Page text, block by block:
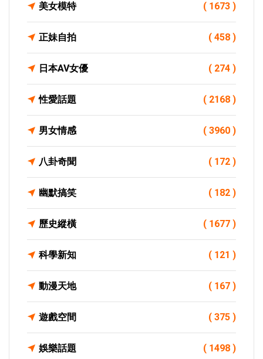
美女模特 ( 1673 )
正妹自拍 ( 458 )
日本AV女優 ( 274 )
性愛話題 ( 2168 )
男女情感 ( 3960 )
八卦奇聞 ( 172 )
幽默搞笑 ( 182 )
歷史縱橫 ( 1677 )
科學新知 ( 121 )
動漫天地 ( 167 )
遊戲空間 ( 375 )
娛樂話題 ( 1498 )